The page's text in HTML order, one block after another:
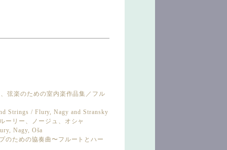
弦楽のための室内楽作品集／フル
Strings / Flury, Nagy and Stransky
リー、ノージュ、オシャ
Nagy, Oša
ための協奏曲〜フルートとハー